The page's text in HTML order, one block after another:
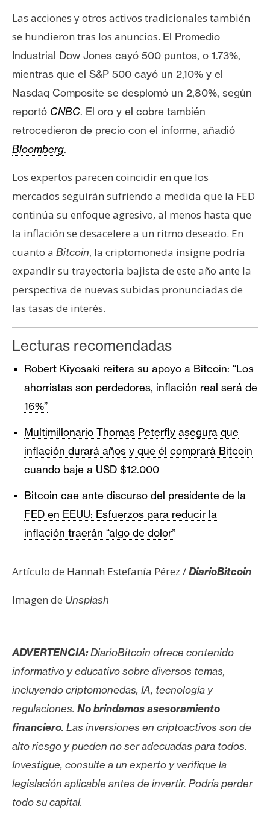
Las acciones y otros activos tradicionales también
se hundieron tras los anuncios. El Promedio
Industrial Dow Jones cayó 500 puntos, o 1.73%,
mientras que el S&P 500 cayó un 2,10% y el
Nasdaq Composite se desplomó un 2,80%, según
reportó CNBC. El oro y el cobre también
retrocedieron de precio con el informe, añadió
Bloomberg.
Los expertos parecen coincidir en que los
mercados seguirán sufriendo a medida que la FED
continúa su enfoque agresivo, al menos hasta que
la inflación se desacelere a un ritmo deseado. En
cuanto a Bitcoin, la criptomoneda insigne podría
expandir su trayectoria bajista de este año ante la
perspectiva de nuevas subidas pronunciadas de
las tasas de interés.
Lecturas recomendadas
Robert Kiyosaki reitera su apoyo a Bitcoin: “Los
ahorristas son perdedores, inflación real será de
16%”
Multimillonario Thomas Peterfly asegura que
inflación durará años y que él comprará Bitcoin
cuando baje a USD $12.000
Bitcoin cae ante discurso del presidente de la
FED en EEUU: Esfuerzos para reducir la
inflación traerán “algo de dolor”
Artículo de Hannah Estefanía Pérez /DiarioBitcoin
Imagen de Unsplash
ADVERTENCIA:DiarioBitcoin ofrece contenido
informativo y educativo sobre diversos temas,
incluyendo criptomonedas, IA, tecnología y
regulaciones. No brindamos asesoramiento
financiero. Las inversiones en criptoactivos son de
alto riesgo y pueden no ser adecuadas para todos.
Investigue, consulte a un experto y verifique la
legislación aplicable antes de invertir. Podría perder
todo su capital.